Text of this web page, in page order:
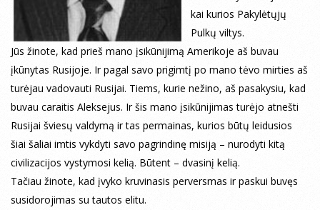
kai kurios Pakylėtųjų
Pulkų viltys.
Jūs žinote, kad prieš mano įsikūnijimą Amerikoje aš buvau
įkūnytas Rusijoje. Ir pagal savo prigimtį po mano tėvo mirties aš
turėjau vadovauti Rusijai. Tiems, kurie nežino, aš pasakysiu, kad
buvau caraitis Aleksejus. Ir šis mano įsikūnijimas turėjo atnešti
Rusijai šviesų valdymą ir tas permainas, kurios būtų leidusios
šiai šaliai imtis vykdyti savo pagrindinę misiją – nurodyti kitą
civilizacijos vystymosi kelią. Būtent – dvasinį kelią.
Tačiau žinote, kad įvyko kruvinasis perversmas ir paskui buvęs
susidorojimas su tautos elitu.